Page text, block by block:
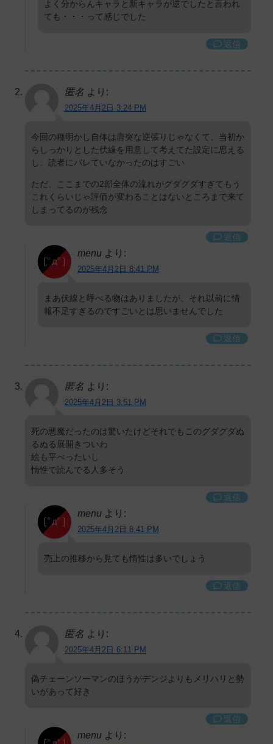
よく分からんキャラと新キャラが逆でしたと言われ
ても・・・って感じでした
返信
匿名 より:
2025年4月2日 3:24 PM
今回の種明かし自体は唐突な逆張りじゃなくて、当初か
らしっかりとした伏線を用意して考えてた設定に思える
し、読者にバレていなかったのはすごい
ただ、ここまでの2部全体の流れがグダグダすぎてもう
これくらいじゃ評価が変わることはないところまで来て
しまってるのが残念
返信
menu より:
2025年4月2日 8:41 PM
まあ伏線と呼べる物はありましたが、それ以前に情
報不足すぎるのですごいとは思いませんでした
返信
匿名 より:
2025年4月2日 3:51 PM
死の悪魔だったのは驚いたけどそれでもこのグダグダぬ
るぬる展開きついわ
絵も平べったいし
惰性で読んでる人多そう
返信
menu より:
2025年4月2日 8:41 PM
売上の推移から見ても惰性は多いでしょう
返信
匿名 より:
2025年4月2日 6:11 PM
偽チェーンソーマンのほうがデンジよりもメリハリと勢
いがあって好き
返信
menu より: